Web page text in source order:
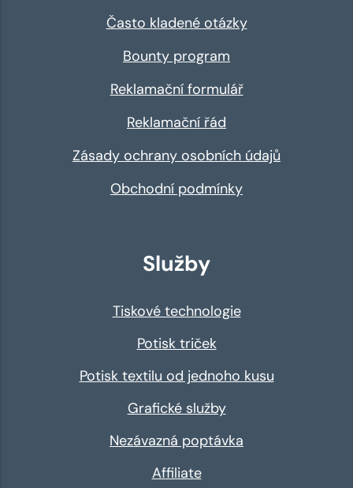
Často kladené otázky
Bounty program
Reklamační formulář
Reklamační řád
Zásady ochrany osobních údajů
Obchodní podmínky
Služby
Tiskové technologie
Potisk triček
Potisk textilu od jednoho kusu
Grafické služby
Nezávazná poptávka
Affiliate